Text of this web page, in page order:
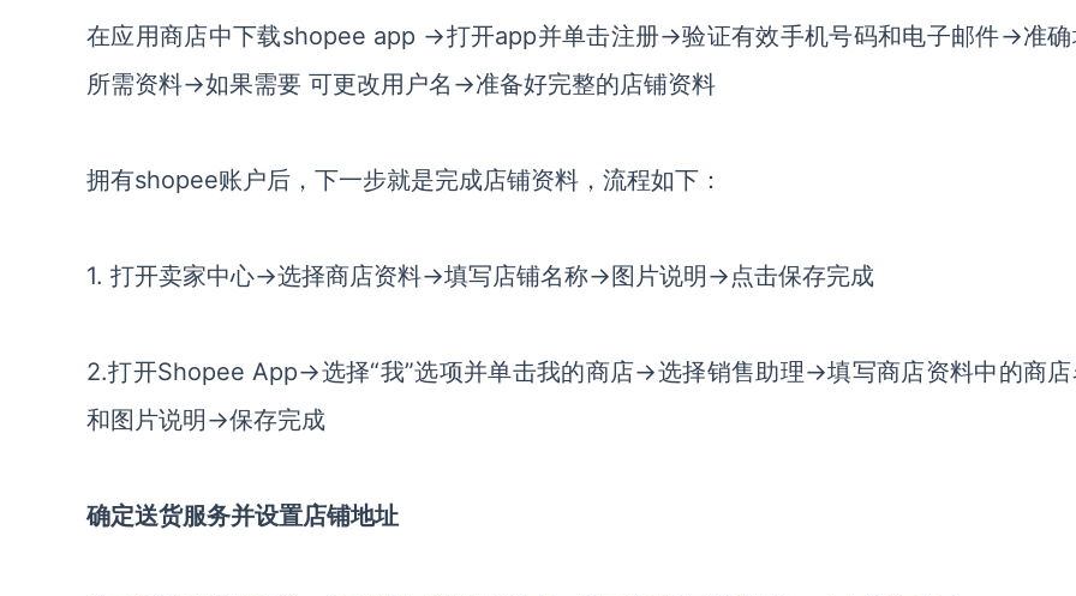
在应用商店中下载shopee app →打开app并单击注册→验证有效手机号码和电子邮件→准确
所需资料→如果需要 可更改用户名→准备好完整的店铺资料
拥有shopee账户后，下一步就是完成店铺资料，流程如下：
1. 打开卖家中心→选择商店资料→填写店铺名称→图片说明→点击保存完成
2.打开Shopee App→选择“我”选项并单击我的商店→选择销售助理→填写商店资料中的商
和图片说明→保存完成
确定送货服务并设置店铺地址